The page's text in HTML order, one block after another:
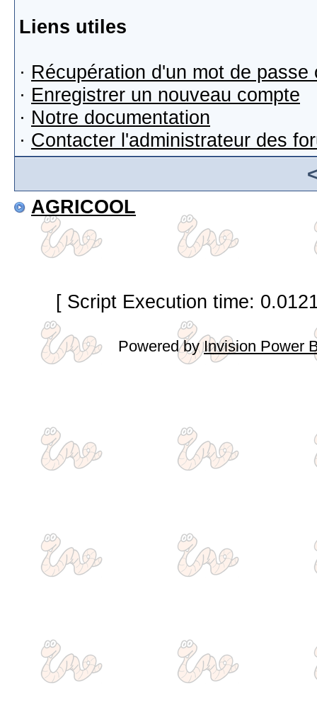
Liens utiles
· Récupération d'un mot de passe
· Enregistrer un nouveau compte
· Notre documentation
· Contacter l'administrateur des
AGRICOOL
[ Script Execution time:
Powered byInvision Power